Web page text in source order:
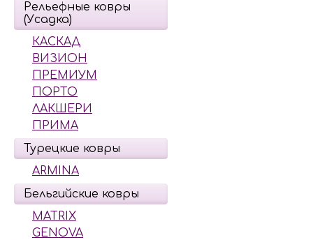
Рельефные ковры
(Усадка)
КАСКАД
ВИЗИОН
ПРЕМИУМ
ПОРТО
ЛАКШЕРИ
ПРИМА
Турецкие ковры
ARMINA
Бельгийские ковры
MATRIX
GENOVA